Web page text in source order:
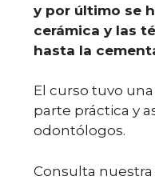
y por último se
cerámica y las
hasta la
El curso tuvo
parte práctica y
odontólogos.
Consulta